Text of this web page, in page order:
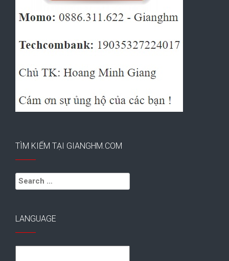
TÌM KIẾM TẠI GIANGHM.COM
Search
for:
LANGUAGE